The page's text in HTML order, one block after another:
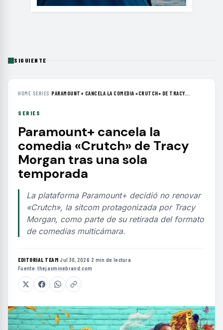
SIGUIENTE
HOME› SERIES ›PARAMOUNT+ CANCELA LA COMEDIA «CRUTCH» DE TRACY...
SERIES
Paramount+ cancela la
comedia «Crutch» de Tracy
Morgan tras una sola
temporada
La plataforma Paramount+ decidió no renovar
«Crutch», la sitcom protagonizada por Tracy
Morgan, como parte de su retirada del formato
de comedias multicámara.
EDITORIAL TEAM·Jul 30, 2026·2 min de lectura·
Fuente:thejasminebrand.com